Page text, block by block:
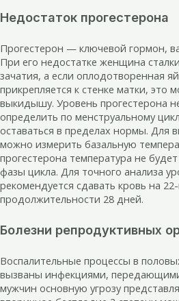
Недостаток прогестерона
Прогестерон — ключевой гормон,
При его недостатке женщина
зачатия, а если оплодотворенная
прикрепляется к стенке матки, это
выкидышу. Уровень прогестерона
определить по менструальному
оставаться в пределах нормы. Для
можно измерить базальную
прогестерона температура не
фазы цикла. Для точного анализа
рекомендуется сдавать кровь на
продолжительности 28 дней.
Болезни репродуктивных
Воспалительные процессы в
вызваны инфекциями,
мужчин основную угрозу